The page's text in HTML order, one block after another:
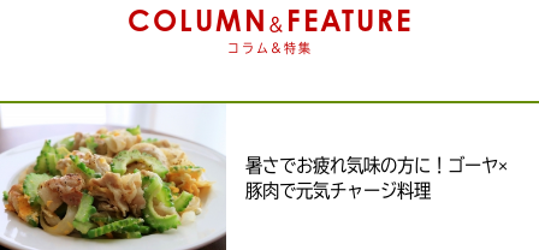
COLUMN & FEATURE
コラム&特集
暑さでお疲れ気味の方に！ゴーヤ×
豚肉で元気チャージ料理